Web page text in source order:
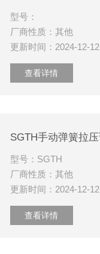
型号：
厂商性质：其他
更新时间：2024-12-12
查看详情
型号：SGTH
厂商性质：其他
更新时间：2024-12-12
查看详情